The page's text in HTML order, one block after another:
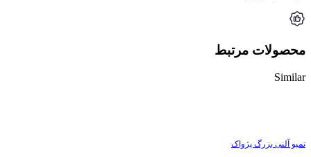
محصولات مرتبط
Similar
تمپو آلنی بزرگ پژواک